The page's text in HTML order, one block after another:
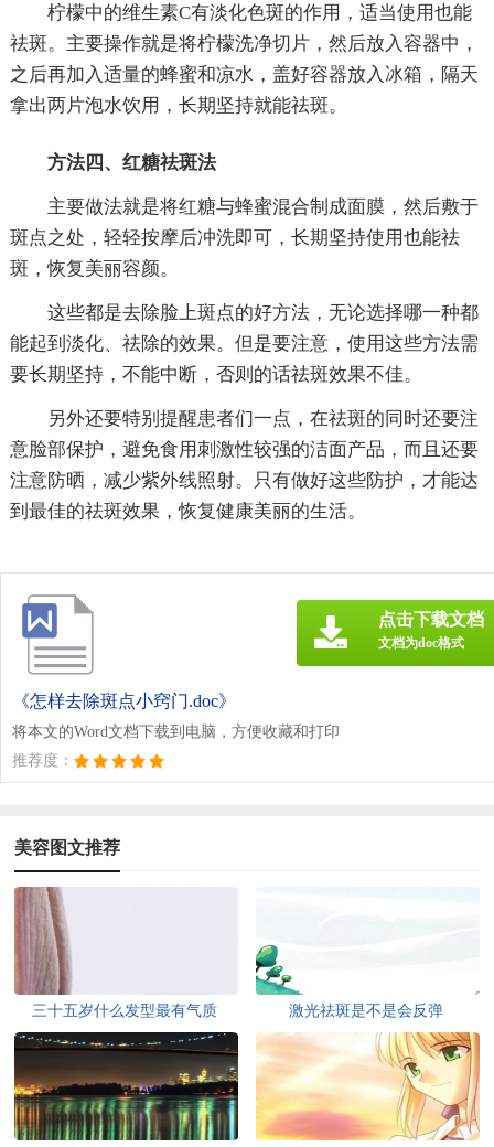
柠檬中的维生素C有淡化色斑的作用，适当使用也能
祛斑。主要操作就是将柠檬洗净切片，然后放入容器中，
之后再加入适量的蜂蜜和凉水，盖好容器放入冰箱，隔天
拿出两片泡水饮用，长期坚持就能祛斑。
方法四、红糖祛斑法
主要做法就是将红糖与蜂蜜混合制成面膜，然后敷于
斑点之处，轻轻按摩后冲洗即可，长期坚持使用也能祛
斑，恢复美丽容颜。
这些都是去除脸上斑点的好方法，无论选择哪一种都
能起到淡化、祛除的效果。但是要注意，使用这些方法需
要长期坚持，不能中断，否则的话祛斑效果不佳。
另外还要特别提醒患者们一点，在祛斑的同时还要注
意脸部保护，避免食用刺激性较强的洁面产品，而且还要
注意防晒，减少紫外线照射。只有做好这些防护，才能达
到最佳的祛斑效果，恢复健康美丽的生活。
《怎样去除斑点小窍门.doc》
将本文的Word文档下载到电脑，方便收藏和打印
推荐度：
点击下载文档
文档为doc格式
美容图文推荐
三十五岁什么发型最有气质 激光祛斑是不是会反弹